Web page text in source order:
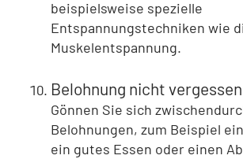
beispielsweise spezielle
Entspannungstechniken wie
Muskelentspannung.
Belohnung nicht
Gönnen Sie sich
Belohnungen, zum Beispiel
ein gutes Essen oder einen